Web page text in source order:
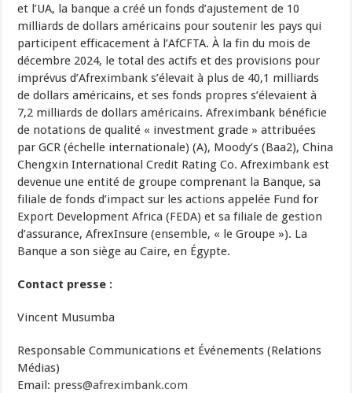
et l’UA, la banque a créé un fonds d’ajustement de 10
milliards de dollars américains pour soutenir les pays qui
participent efficacement à l’AfCFTA. À la fin du mois de
décembre 2024, le total des actifs et des provisions pour
imprévus d’Afreximbank s’élevait à plus de 40,1 milliards
de dollars américains, et ses fonds propres s’élevaient à
7,2 milliards de dollars américains. Afreximbank bénéficie
de notations de qualité « investment grade » attribuées
par GCR (échelle internationale) (A), Moody’s (Baa2), China
Chengxin International Credit Rating Co. Afreximbank est
devenue une entité de groupe comprenant la Banque, sa
filiale de fonds d’impact sur les actions appelée Fund for
Export Development Africa (FEDA) et sa filiale de gestion
d’assurance, AfrexInsure (ensemble, « le Groupe »). La
Banque a son siège au Caire, en Égypte.
Contact presse :
Vincent Musumba
Responsable Communications et Événements (Relations
Médias)
Email: press@afreximbank.com